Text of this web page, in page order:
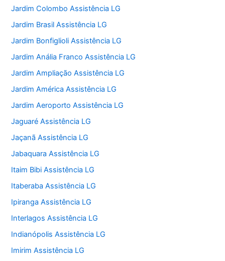
Jardim Colombo Assistência LG
Jardim Brasil Assistência LG
Jardim Bonfiglioli Assistência LG
Jardim Anália Franco Assistência LG
Jardim Ampliação Assistência LG
Jardim América Assistência LG
Jardim Aeroporto Assistência LG
Jaguaré Assistência LG
Jaçanã Assistência LG
Jabaquara Assistência LG
Itaim Bibi Assistência LG
Itaberaba Assistência LG
Ipiranga Assistência LG
Interlagos Assistência LG
Indianópolis Assistência LG
Imirim Assistência LG